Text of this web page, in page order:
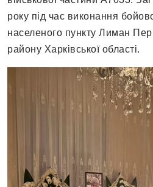
року під час виконання
населеного пункту Лиман
району Харківської області.